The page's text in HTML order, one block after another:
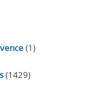
(1)
(1429)